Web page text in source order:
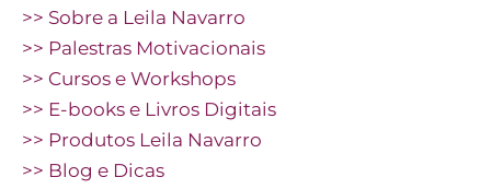
>> Sobre a Leila Navarro
>> Palestras Motivacionais
>> Cursos e Workshops
>> E-books e Livros Digitais
>> Produtos Leila Navarro
>> Blog e Dicas